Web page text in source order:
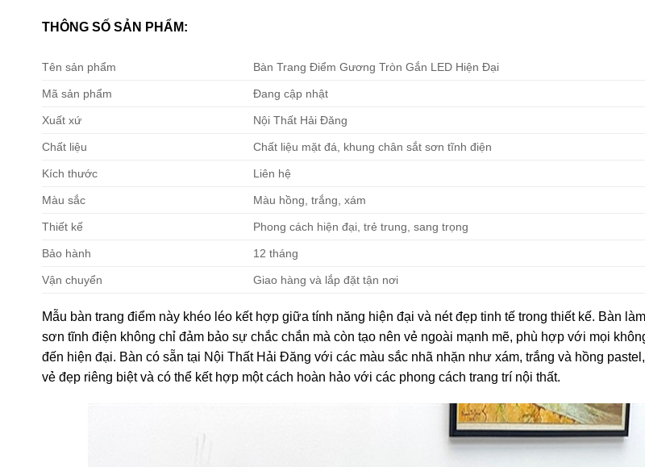
THÔNG SỐ SẢN PHẨM:
Tên sản phẩm Bàn Trang Điểm Gương Tròn Gắn LED Hiện Đại
Mã sản phẩm Đang cập nhật
Xuất xứ Nội Thất Hải Đăng
Chất liệu Chất liệu mặt đá, khung chân sắt sơn tĩnh điện
Kích thước Liên hệ
Màu sắc Màu hồng, trắng, xám
Thiết kế Phong cách hiện đại, trẻ trung, sang trọng
Bảo hành 12 tháng
Vận chuyển Giao hàng và lắp đặt tận nơi
Mẫu bàn trang điểm này khéo léo kết hợp giữa tính năng hiện đại và nét đẹp tinh tế trong thiết kế. Bàn
sơn tĩnh điện không chỉ đảm bảo sự chắc chắn mà còn tạo nên vẻ ngoài mạnh mẽ, phù hợp với mọi
đến hiện đại. Bàn có sẵn tại Nội Thất Hải Đăng với các màu sắc nhã nhặn như xám, trắng và hồng
vẻ đẹp riêng biệt và có thể kết hợp một cách hoàn hảo với các phong cách trang trí nội thất.